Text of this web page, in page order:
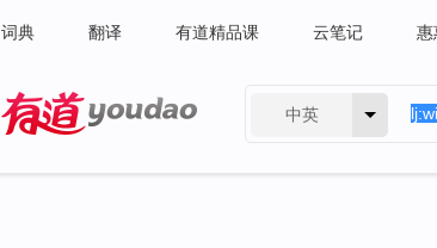
词典 翻译 有道精品课 云笔记 惠
中英